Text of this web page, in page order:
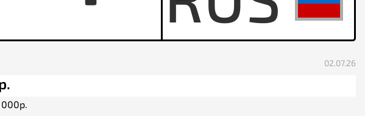
02.07.26
000р.